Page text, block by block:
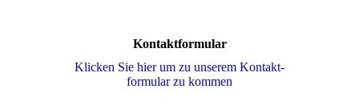
Kontaktformular
Klicken Sie hier um zu unserem Kon­takt­
for­mu­lar zu kommen